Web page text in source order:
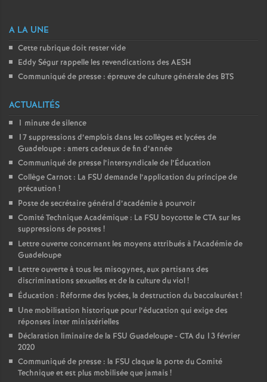
A LA UNE
Cette rubrique doit rester vide
Eddy Ségur rappelle les revendications des AESH
Communiqué de presse : épreuve de culture générale des BTS
ACTUALITÉS
1 minute de silence
17 suppressions d’emplois dans les collèges et lycées de
Guadeloupe : amers cadeaux de fin d’année
Communiqué de presse l’intersyndicale de l’Éducation
Collège Carnot : La FSU demande l’application du principe de
précaution !
Poste de secrétaire général d’académie à pourvoir
Comité Technique Académique : La FSU boycotte le CTA sur les
suppressions de postes !
Lettre ouverte concernant les moyens attribués à l’Académie de
Guadeloupe
Lettre ouverte à tous les misogynes, aux partisans des
discriminations sexuelles et de la culture du viol!
Éducation : Réforme des lycées, la destruction du baccalauréat!
Une mobilisation historique pour l’éducation qui exige des
réponses inter ministérielles
Déclaration liminaire de la FSU Guadeloupe - CTA du 13 février
2020
Communiqué de presse : la FSU claque la porte du Comité
Technique et est plus mobilisée que jamais !